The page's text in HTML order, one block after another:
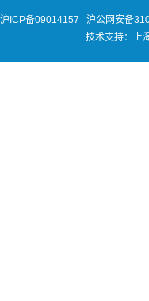
沪ICP备09014157
沪公网安备
技术支持： 上